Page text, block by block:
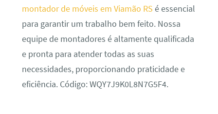
montador de móveis em Viamão RS é essencial
para garantir um trabalho bem feito. Nossa
equipe de montadores é altamente qualificada
e pronta para atender todas as suas
necessidades, proporcionando praticidade e
eficiência. Código: WQY7J9K0L8N7G5F4.